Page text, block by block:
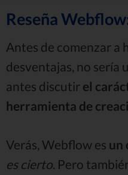
Reseña
Antes de comenzar a
desventajas, no sería
antes discutir el
herramienta de
Verás, Webflow es un
es cierto . Pero